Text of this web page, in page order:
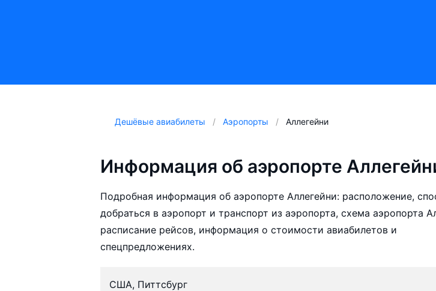
Дешёвые авиабилеты Аэропорты Аллегейни
Информация об аэропорте
Подробная информация об аэропорте Аллегейни: расположение,
добраться в аэропорт и транспорт из аэропорта, схема аэропорта
расписание рейсов, информация о стоимости авиабилетов и
спецпредложениях.
США, Питтсбург